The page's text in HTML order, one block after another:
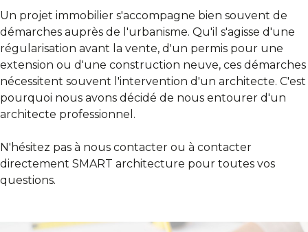
Un projet immobilier s'accompagne bien souvent de
démarches auprès de l'urbanisme. Qu'il s'agisse d'une
régularisation avant la vente, d'un permis pour une
extension ou d'une construction neuve, ces démarches
nécessitent souvent l'intervention d'un architecte. C'est
pourquoi nous avons décidé de nous entourer d'un
architecte professionnel.
N'hésitez pas à nous contacter ou à contacter
directement SMART architecture pour toutes vos
questions.